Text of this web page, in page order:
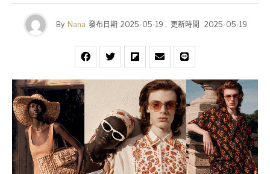
By Nana 發布日期 2025-05-19 , 更新時間 2025-05-19